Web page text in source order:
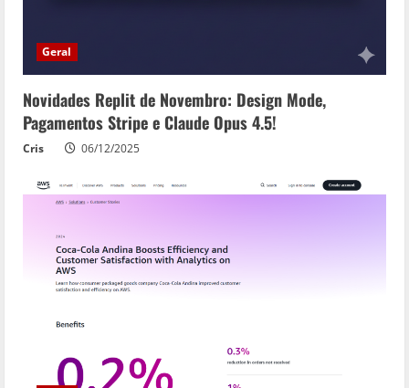
Geral
Novidades Replit de Novembro: Design Mode,
Pagamentos Stripe e Claude Opus 4.5!
Cris 06/12/2025